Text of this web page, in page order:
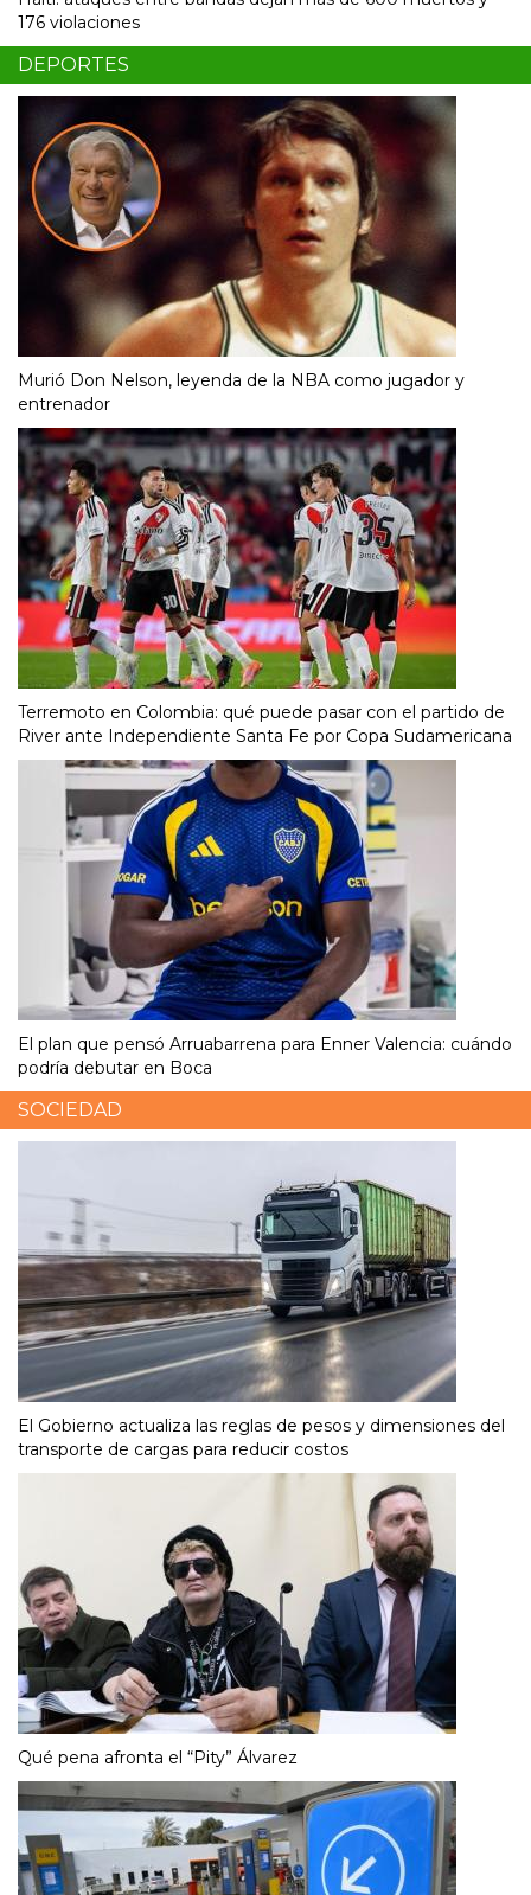
176 violaciones
DEPORTES
Murió Don Nelson, leyenda de la NBA como jugador y
entrenador
Terremoto en Colombia: qué puede pasar con el partido de
River ante Independiente Santa Fe por Copa Sudamericana
El plan que pensó Arruabarrena para Enner Valencia: cuándo
podría debutar en Boca
SOCIEDAD
El Gobierno actualiza las reglas de pesos y dimensiones del
transporte de cargas para reducir costos
Qué pena afronta el “Pity” Álvarez